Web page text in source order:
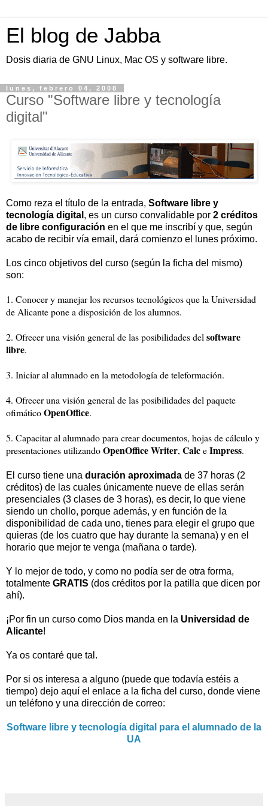
El blog de Jabba
Dosis diaria de GNU Linux, Mac OS y software libre.
lunes, febrero 04, 2008
Curso "Software libre y tecnología
digital"
Como reza el título de la entrada, Software libre y
tecnología digital , es un curso convalidable por 2 créditos
de libre configuración en el que me inscribí y que, según
acabo de recibir vía email, dará comienzo el lunes próximo.
Los cinco objetivos del curso (según la ficha del mismo)
son:
1. Conocer y manejar los recursos tecnológicos que la Universidad
de Alicante pone a disposición de los alumnos.
2. Ofrecer una visión general de las posibilidades del software
libre.
3. Iniciar al alumnado en la metodología de teleformación.
4. Ofrecer una visión general de las posibilidades del paquete
ofimáticoOpenOffice.
5. Capacitar al alumnado para crear documentos, hojas de cálculo y
presentaciones utilizandoOpenOffice Writer, CalceImpress.
El curso tiene una duración aproximada de 37 horas (2
créditos) de las cuales únicamente nueve de ellas serán
presenciales (3 clases de 3 horas), es decir, lo que viene
siendo un chollo, porque además, y en función de la
disponibilidad de cada uno, tienes para elegir el grupo que
quieras (de los cuatro que hay durante la semana) y en el
horario que mejor te venga (mañana o tarde).
Y lo mejor de todo, y como no podía ser de otra forma,
totalmente GRATIS (dos créditos por la patilla que dicen por
ahí).
¡Por fin un curso como Dios manda en la Universidad de
Alicante!
Ya os contaré que tal.
Por si os interesa a alguno (puede que todavía estéis a
tiempo) dejo aquí el enlace a la ficha del curso, donde viene
un teléfono y una dirección de correo:
Software libre y tecnología digital para el alumnado de la
UA